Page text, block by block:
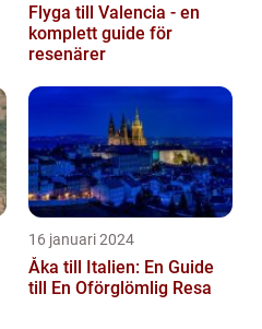
Flyga till Valencia - en
komplett guide för
resenärer
16 januari 2024
Åka till Italien: En Guide
till En Oförglömlig Resa